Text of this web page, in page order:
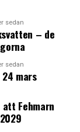
sedan
– de
sedan
mars
Fehmarn